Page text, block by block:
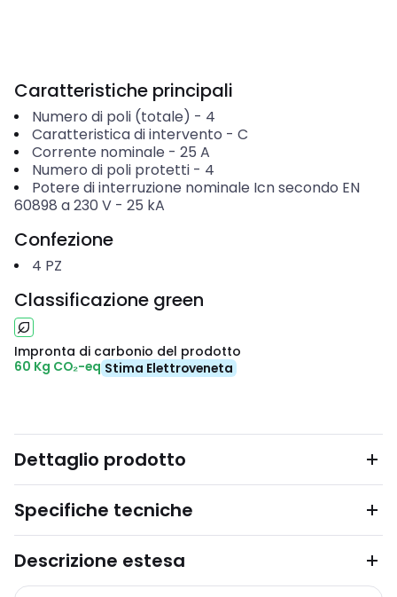
Caratteristiche principali
Numero di poli (totale) - 4
Caratteristica di intervento - C
Corrente nominale - 25 A
Numero di poli protetti- 4
Potere di interruzione nominale Icn secondo EN
60898 a 230 V - 25 kA
Confezione
4 PZ
Classificazione green
Impronta di carbonio del prodotto
60 Kg CO₂-eq Stima Elettroveneta
Dettaglio prodotto
Specifiche tecniche
Descrizione estesa